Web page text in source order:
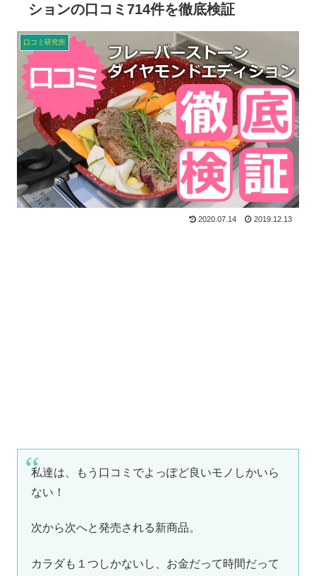
ションの口コミ714件を徹底検証
口コミ研究所
2020.07.14 2019.12.13
私達は、もう口コミでよっぽど良いモノしかいら
ない！
次から次へと発売される新商品。
カラダも１つしかないし、お金だって時間だって